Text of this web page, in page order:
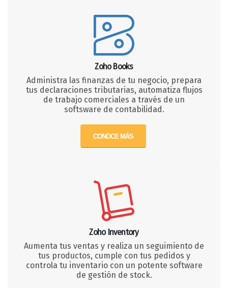
Zoho Books
Administra las finanzas de tu negocio, prepara
tus declaraciones tributarias, automatiza flujos
de trabajo comerciales a través de un
softsware de contabilidad.
CONOCE MÁS
Zoho Inventory
Aumenta tus ventas y realiza un seguimiento de
tus productos, cumple con tus pedidos y
controla tu inventario con un potente software
de gestión de stock.